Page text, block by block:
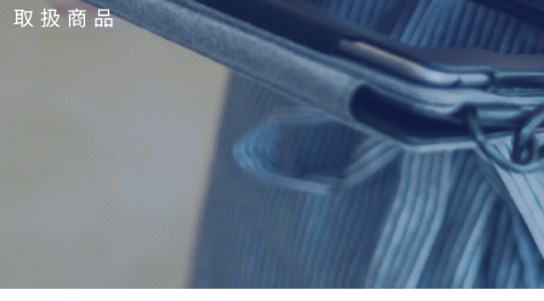
取扱商品
お問い合わせ